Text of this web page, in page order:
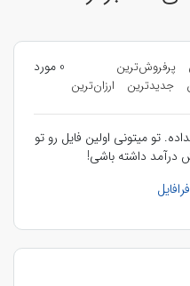
پرفروش‌ترین
جدیدترین
ارزان‌ترین
0 مورد
تو میتونی اولین فایل رو تو
داشته باشی!